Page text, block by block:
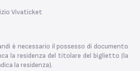
Vivaticket
è necessario il possesso di documento
la residenza del titolare del biglietto (la
la residenza).